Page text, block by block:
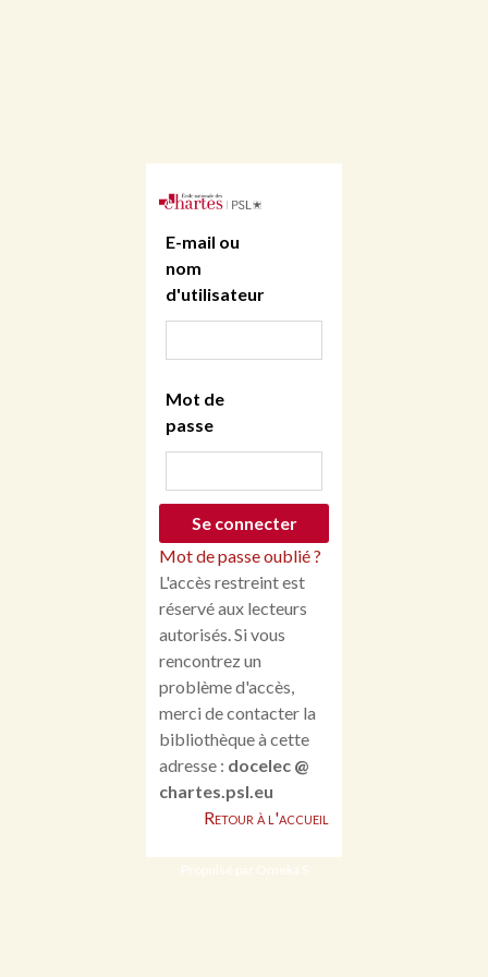
E-mail ou
nom
d'utilisateur
Mot de
passe
Mot de passe oublié ?
L'accès restreint est
réservé aux lecteurs
autorisés. Si vous
rencontrez un
problème d'accès,
merci de contacter la
bibliothèque à cette
adresse : docelec @
chartes.psl.eu
Retour à l'accueil
Propulsé par Omeka S